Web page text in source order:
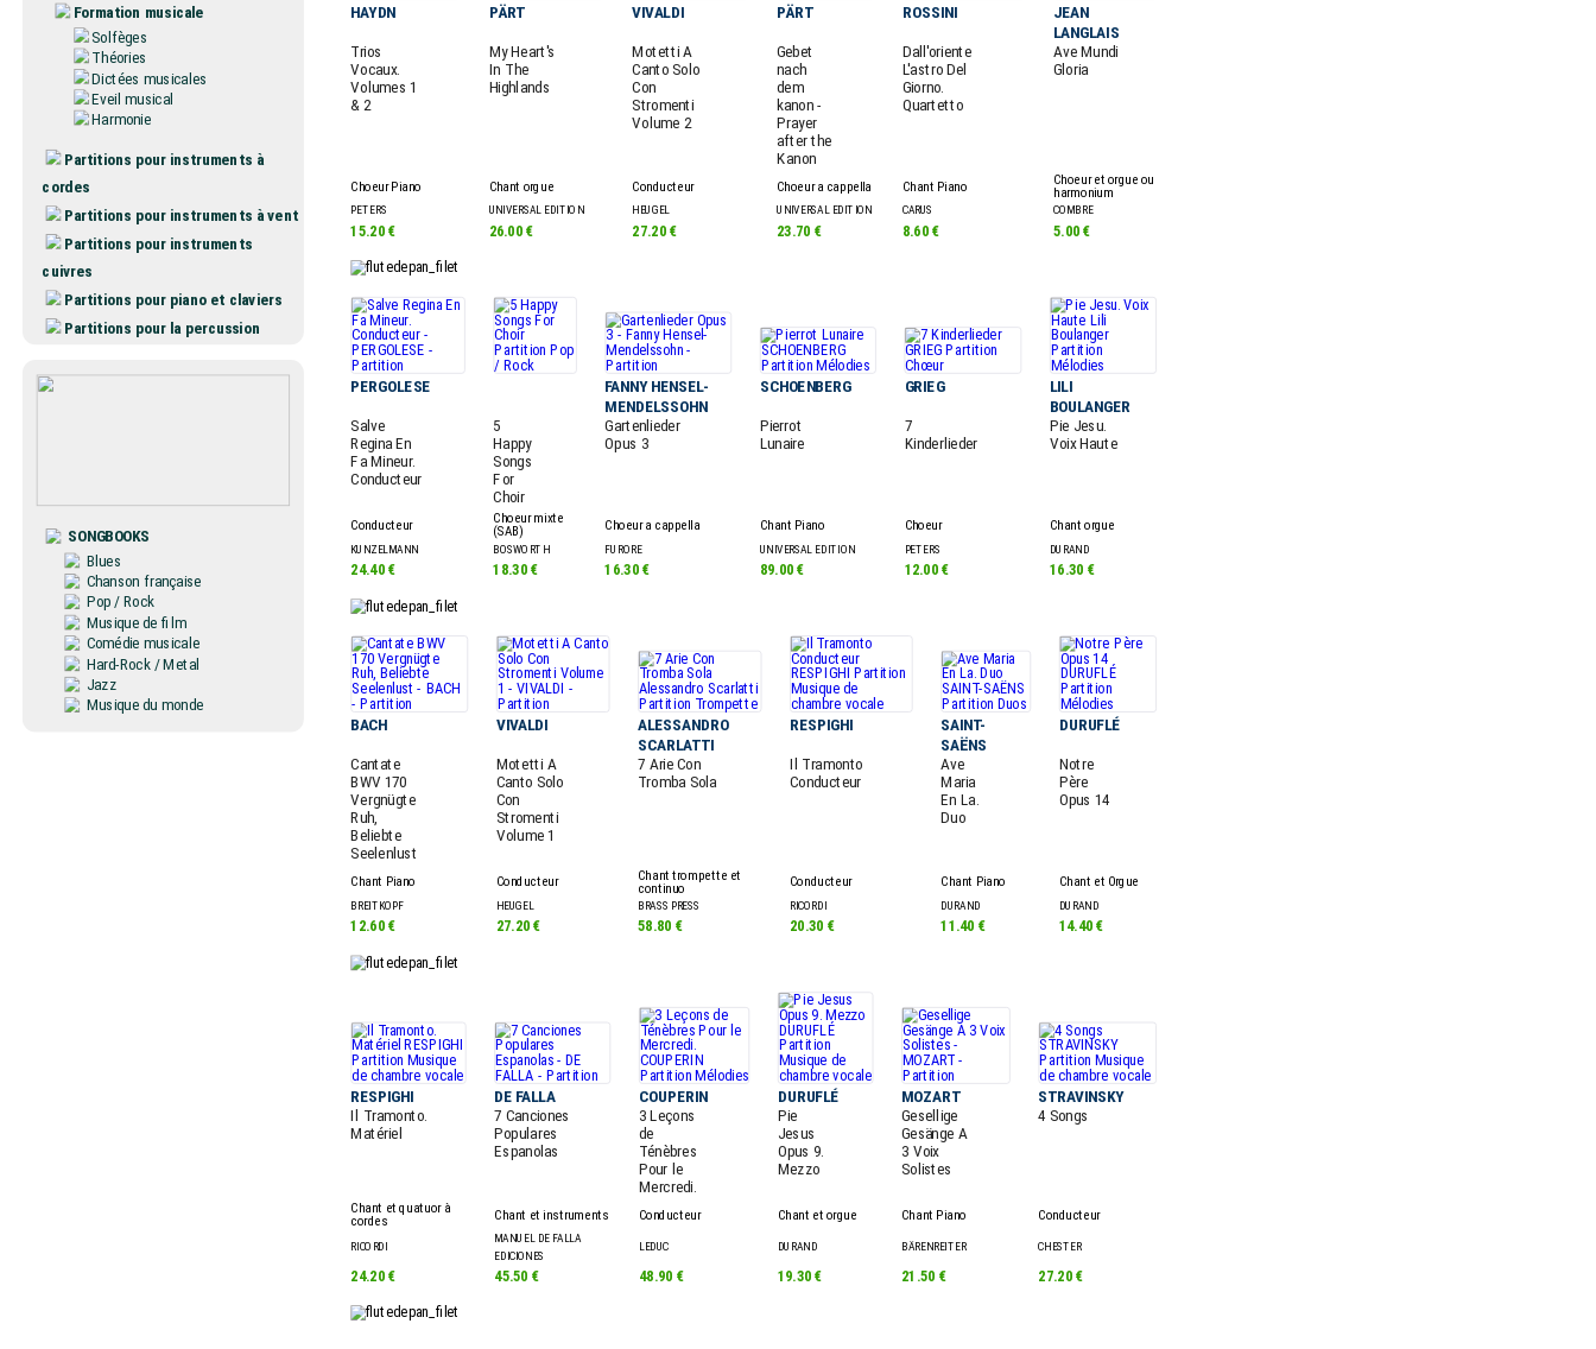
Formation musicale
Solfèges
Théories
Dictées musicales
Eveil musical
Harmonie
Partitions pour instruments à
cordes
Partitions pour instruments à vent
Partitions pour instruments
cuivres
Partitions pour piano et claviers
Partitions pour la percussion
SONGBOOKS
Blues
Chanson française
Pop / Rock
Musique de film
Comédie musicale
Hard-Rock / Metal
Jazz
Musique du monde
HAYDN PÄRT VIVALDI PÄRT ROSSINI
JEAN
LANGLAIS
Trios
Vocaux.
Volumes 1
& 2
My Heart's
In The
Highlands
Motetti A
Canto Solo
Con
Stromenti
Volume 2
Gebet
nach
dem
kanon -
Prayer
after the
Kanon
Dall'oriente
L'astro Del
Giorno.
Quartetto
Ave Mundi
Gloria
Choeur Piano Chant orgue Conducteur Choeur a cappella Chant Piano
Choeur et orgue ou
harmonium
PETERS UNIVERSAL EDITION HEUGEL UNIVERSAL EDITION CARUS COMBRE
15.20 € 26.00 € 27.20 € 23.70 € 8.60 € 5.00 €
PERGOLESE
FANNY HENSEL-
MENDELSSOHN
SCHOENBERG GRIEG
LILI
BOULANGER
Salve
Regina En
Fa Mineur.
Conducteur
5
Happy
Songs
For
Choir
Gartenlieder
Opus 3
Pierrot
Lunaire
7
Kinderlieder
Pie Jesu.
Voix Haute
Conducteur
Choeur mixte
(SAB)
Choeur a cappella Chant Piano Choeur Chant orgue
KUNZELMANN BOSWORTH FURORE UNIVERSAL EDITION PETERS DURAND
24.40 € 18.30 € 16.30 € 89.00 € 12.00 € 16.30 €
BACH VIVALDI
ALESSANDRO
SCARLATTI
RESPIGHI
SAINT-
SAËNS
DURUFLÉ
Cantate
BWV 170
Vergnügte
Ruh,
Beliebte
Seelenlust
Motetti A
Canto Solo
Con
Stromenti
Volume 1
7 Arie Con
Tromba Sola
Il Tramonto
Conducteur
Ave
Maria
En La.
Duo
Notre
Père
Opus 14
Chant Piano Conducteur
Chant trompette et
continuo
Conducteur Chant Piano Chant et Orgue
BREITKOPF HEUGEL BRASS PRESS RICORDI DURAND DURAND
12.60 € 27.20 € 58.80 € 20.30 € 11.40 € 14.40 €
RESPIGHI DE FALLA COUPERIN DURUFLÉ MOZART
STRAVINSKY
Il Tramonto.
Matériel
7 Canciones
Populares
Espanolas
3 Leçons
de
Ténèbres
Pour le
Mercredi.
Pie
Jesus
Opus 9.
Mezzo
Gesellige
Gesänge A
3 Voix
Solistes
4 Songs
Chant et quatuor à
cordes Chant et instruments Conducteur Chant et orgue Chant Piano Conducteur
RICORDI
MANUEL DE FALLA
EDICIONES
LEDUC DURAND BÄRENREITER CHESTER
24.20 € 45.50 € 48.90 € 19.30 € 21.50 € 27.20 €